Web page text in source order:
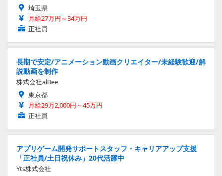
埼玉県
月給27万円～34万円
正社員
長期で安定/アニメーション動画クリエイター/未経験歓迎/解
説動画を制作
株式会社alBee
東京都
月給29万2,000円～45万円
正社員
アプリゲーム開発サポートスタッフ・キャリアアップ支援
「正社員/土日祝休み」20代活躍中
Yts株式会社